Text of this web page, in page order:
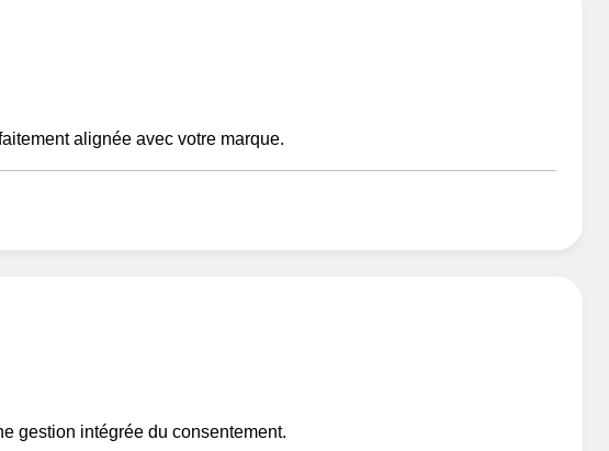
alignée avec votre marque.
gestion intégrée du consentement.